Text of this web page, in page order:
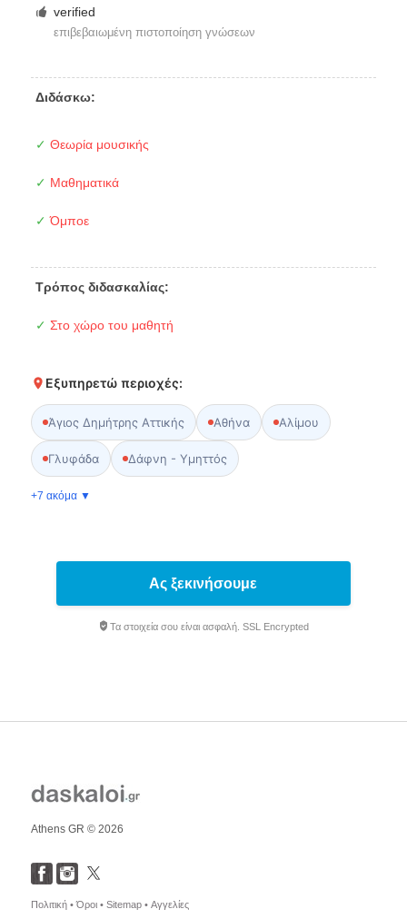
verified
επιβεβαιωμένη πιστοποίηση γνώσεων
Διδάσκω:
✓ Θεωρία μουσικής
✓ Μαθηματικά
✓ Όμποε
Τρόπος διδασκαλίας:
✓ Στο χώρο του μαθητή
Εξυπηρετώ περιοχές:
Άγιος Δημήτρης Αττικής Αθήνα Αλίμου
Γλυφάδα Δάφνη - Υμηττός
+7 ακόμα ▼
Ας ξεκινήσουμε
Τα στοιχεία σου είναι ασφαλή. SSL Encrypted
Athens GR © 2026
Πολιτική •Όροι • Sitemap • Αγγελίες